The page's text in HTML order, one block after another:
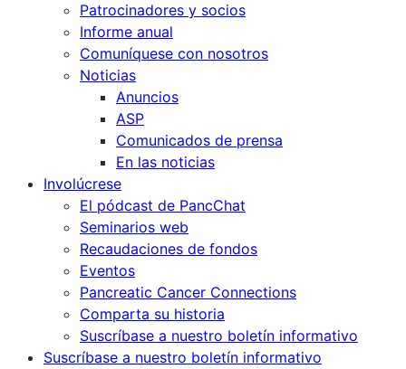
Patrocinadores y socios
Informe anual
Comuníquese con nosotros
Noticias
Anuncios
ASP
Comunicados de prensa
En las noticias
Involúcrese
El pódcast de PancChat
Seminarios web
Recaudaciones de fondos
Eventos
Pancreatic Cancer Connections
Comparta su historia
Suscríbase a nuestro boletín informativo
Suscríbase a nuestro boletín informativo